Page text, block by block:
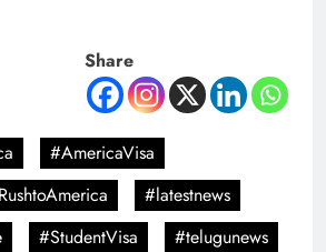
Share
#AmericaVisa
#latestnews
#StudentVisa
#telugunews